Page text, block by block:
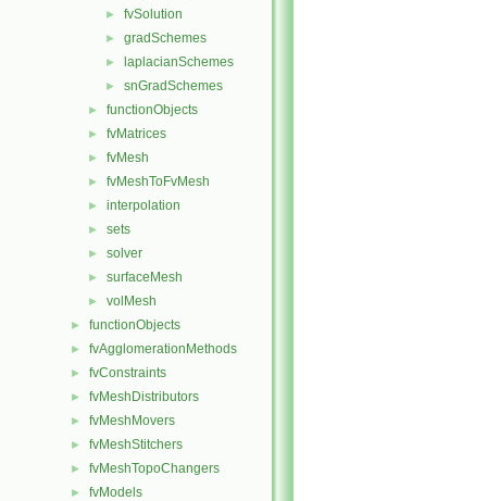
► fvSolution
► gradSchemes
► laplacianSchemes
► snGradSchemes
► functionObjects
► fvMatrices
► fvMesh
► fvMeshToFvMesh
► interpolation
► sets
► solver
► surfaceMesh
► volMesh
► functionObjects
► fvAgglomerationMethods
► fvConstraints
► fvMeshDistributors
► fvMeshMovers
► fvMeshStitchers
► fvMeshTopoChangers
► fvModels